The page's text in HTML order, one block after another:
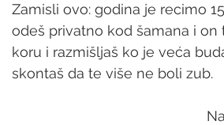
Fiziologija Kardiologija
bolesti Endokrinologija
Zamisli ovo: godina je recimo
odeš privatno kod šamana i on
koru i razmišljaš ko je veća
skontaš da te više ne boli zub.